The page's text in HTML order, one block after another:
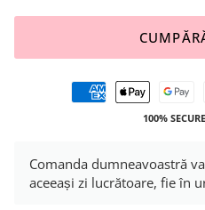
100%
Comanda dumneavoastră
aceeași zi lucrătoare, fie în